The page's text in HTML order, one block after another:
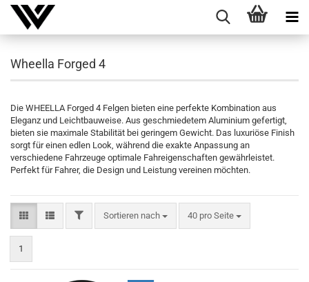
Wheella Forged 4
Die WHEELLA Forged 4 Felgen bieten eine perfekte Kombination aus
Eleganz und Leichtbauweise. Aus geschmiedetem Aluminium gefertigt,
bieten sie maximale Stabilität bei geringem Gewicht. Das luxuriöse Finish
sorgt für einen edlen Look, während die exakte Anpassung an
verschiedene Fahrzeuge optimale Fahreigenschaften gewährleistet.
Perfekt für Fahrer, die Design und Leistung vereinen möchten.
FILTERSortieren nach
Sortieren nach 40 pro Seite
pro Seite
1